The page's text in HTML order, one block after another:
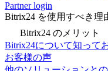
Partner login
Bitrix24 を使用すべき理
Bitrix24 のメリット
Bitrix24について知って
お客様の声